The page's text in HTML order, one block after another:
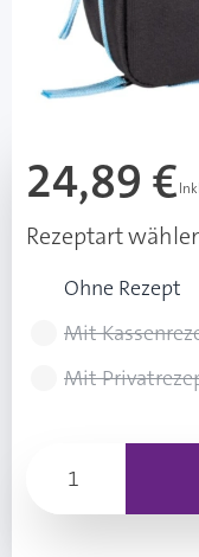
sofort verfügbar
Lieferzeit 1-3
Mehr über das Produkt
24,89 €
Rezeptart
Ohne Rezept
Mit
Mit